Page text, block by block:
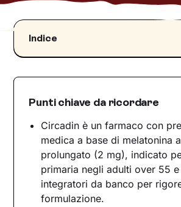
Indice
Di che classe farmaceutica fa
Come funziona Circadin
Effetti collaterali
Interazioni, avvertenze e
Circadin e psicoterapia: due
percorso di cura
Punti chiave da ricordare
Circadin è un farmaco con
medica a base di melatonina
prolungato (2 mg), indicato
primaria negli adulti over 55
integratori da banco per
formulazione.